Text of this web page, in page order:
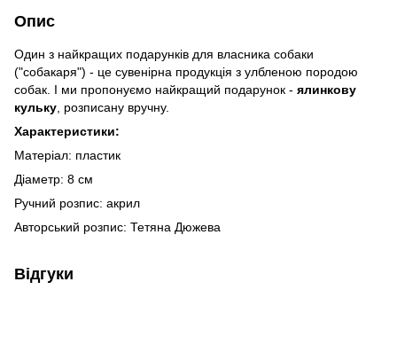
Опис
Один з найкращих подарунків для власника собаки
("собакаря") - це сувенірна продукція з улбленою породою
собак. І ми пропонуємо найкращий подарунок - ялинкову
кульку , розписану вручну.
Характеристики:
Матеріал: пластик
Діаметр: 8 см
Ручний розпис: акрил
Авторський розпис: Тетяна Дюжева
Відгуки